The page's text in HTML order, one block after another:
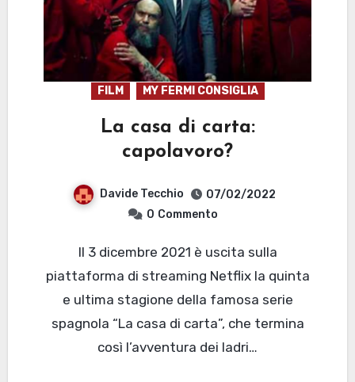
FILM MY FERMI CONSIGLIA
La casa di carta:
capolavoro?
Davide Tecchio
07/02/2022
0 Commento
Il 3 dicembre 2021 è uscita sulla
piattaforma di streaming Netflix la quinta
e ultima stagione della famosa serie
spagnola “La casa di carta”, che termina
così l’avventura dei ladri…